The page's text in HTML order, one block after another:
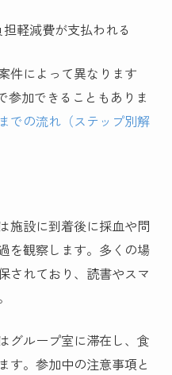
軽減費が支払われる
件によって異なります
参加できることもありま
での流れ（ステップ別解
施設に到着後に採血や問
を観察します。多くの場
されており、読書やスマ
グループ室に滞在し、食
す。参加中の注意事項と